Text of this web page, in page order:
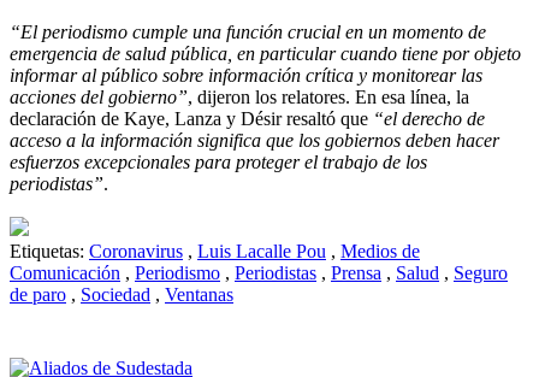
“El periodismo cumple una función crucial en un momento de
emergencia de salud pública, en particular cuando tiene por objeto
informar al público sobre información crítica y monitorear las
acciones del gobierno”, dijeron los relatores. En esa línea, la
declaración de Kaye, Lanza y Désir resaltó que “el derecho de
acceso a la información significa que los gobiernos deben hacer
esfuerzos excepcionales para proteger el trabajo de los
periodistas”.
Etiquetas: Coronavirus , Luis Lacalle Pou , Medios de
Comunicación , Periodismo , Periodistas , Prensa , Salud , Seguro
de paro , Sociedad , Ventanas